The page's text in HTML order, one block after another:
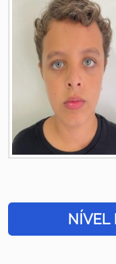
NÍVEL